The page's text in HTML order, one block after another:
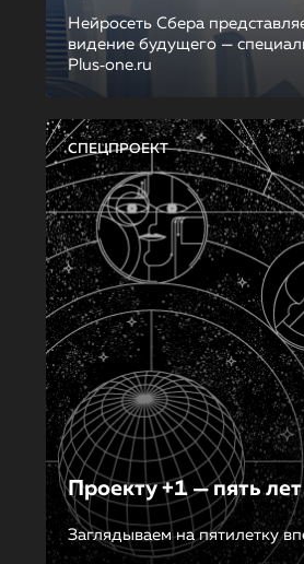
Нейросеть Сбера
видение будущего —
Plus‑one.ru
СПЕЦПРОЕКТ
Проекту +1 — пять лет
Заглядываем на пятилетку